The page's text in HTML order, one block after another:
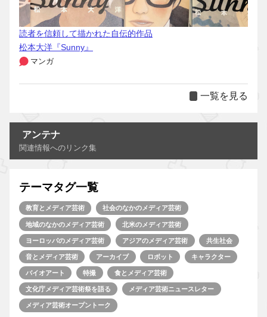
読者を信頼して描かれた自伝的作品
松本大洋『Sunny』
マンガ
一覧を見る
アンテナ
関連情報へのリンク集
テーマタグ一覧
教育とメディア芸術 社会のなかのメディア芸術
地域のなかのメディア芸術 北米のメディア芸術
ヨーロッパのメディア芸術 アジアのメディア芸術 共生社会
音とメディア芸術 アーカイブ ロボット キャラクター
バイオアート 特撮 食とメディア芸術
文化庁メディア芸術祭を語る メディア芸術ニュースレター
メディア芸術オープントーク